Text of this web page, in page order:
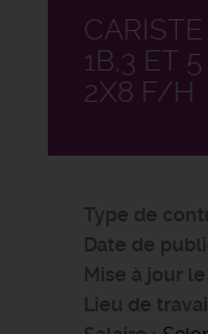
1B,3 ET
2X8 F/H
Type de
Date de
Mise à jour le
Lieu de